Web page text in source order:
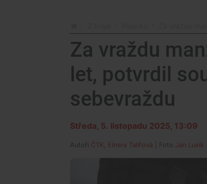
Za vraždu
let, potvrdil
sebevraždu
Středa, 5. listopadu 2025, 13:09
Autoři ČTK Elmira Talířová | Foto Jan Luxík